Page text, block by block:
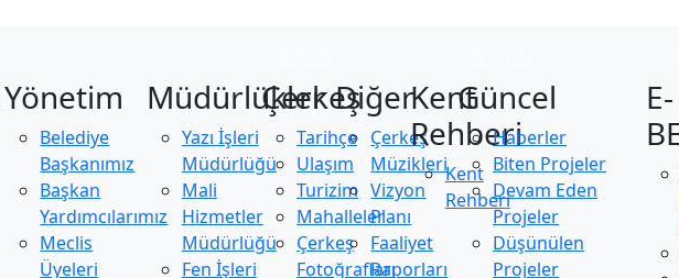
Yönetim
Belediye
Başkanımız
Başkan
Yardımcılarımız
Meclis
Üyeleri
Müdürlükler
Yazı İşleri
Müdürlüğü
Mali
Hizmetler
Müdürlüğü
Fen İşleri
Çerkeş
Tarihçe
Ulaşım
Turizim
Mahalleler
Çerkeş
Fotoğrafları
Diğer
Çerkeş
Müzikleri
Vizyon
Planı
Faaliyet
Raporları
Kent
Rehberi
Kent
Rehberi
Güncel
Haberler
Biten Projeler
Devam Eden
Projeler
Düşünülen
Projeler
E-